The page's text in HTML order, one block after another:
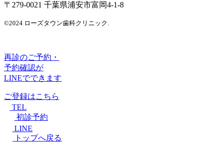
〒279-0021 千葉県浦安市富岡4-1-8
©2024 ローズタウン歯科クリニック.
再診のご予約・
予約確認が
LINEでできます
ご登録はこちら
TEL
初診予約
LINE
トップへ戻る